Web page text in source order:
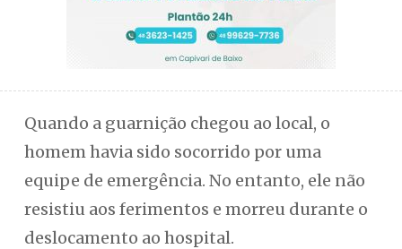
Quando a guarnição chegou ao local, o
homem havia sido socorrido por uma
equipe de emergência. No entanto, ele não
resistiu aos ferimentos e morreu durante o
deslocamento ao hospital.